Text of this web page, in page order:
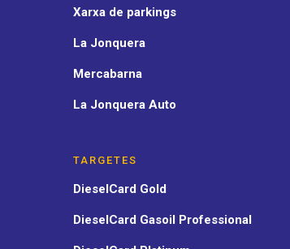
Xarxa de parkings
La Jonquera
Mercabarna
La Jonquera Auto
TARGETES
DieselCard Gold
DieselCard Gasoil Professional